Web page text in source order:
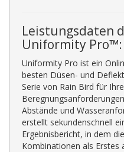
Leistungsdaten
Uniformity Pro™:
Uniformity Pro ist ein
besten Düsen- und
Serie von Rain Bird für
Abstände und
erstellt sekundenschnell
Ergebnisbericht, in dem
Kombinationen als Erstes